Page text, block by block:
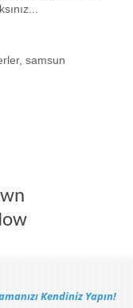
samsun
Kendiniz Yapın!